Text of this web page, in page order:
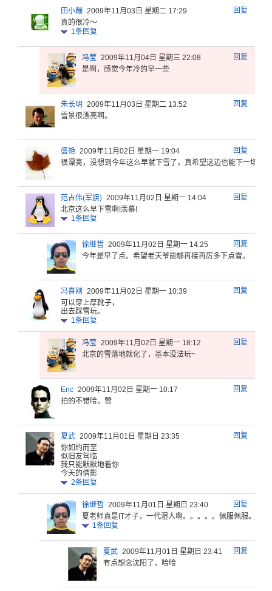
回复
田小蹦 2009年11月03日 星期二 17:29
真的很冷～
1条回复
回复
冯莹 2009年11月04日 星期三 22:08
是啊，感觉今年冷的早一些
回复
朱长明 2009年11月03日 星期二 13:52
雪景很漂亮啊。
回复
盛艳 2009年11月02日 星期一 19:04
很漂亮，没想到今年这么早就下雪 了，真希望这边也能下一场～
回复
范占伟(军旗) 2009年11月02日 星期一 14:04
北京这么早下雪啊!羡慕!
1条回复
回复
徐继哲 2009年11月02日 星期一 14:25
今年是早了 点。希望老天爷能够再接再厉多下点雪。
回复
冯喜刚
2009年11月02日 星期一 10:39
可以穿上厚靴子，
出去踩雪玩。
1条回复
回复
冯莹 2009年11月02日 星期一 18:12
北京的雪落地就化了，基本没法玩~
回复
Eric 2009年11月02日 星期一 10:17
拍的不错哈，赞
回复
夏武 2009年11月01日 星期日 23:35
你如约而至
似旧友驾临
我只能默默地看你
今天的倩影
2条回复
回复
徐继哲 2009年11月01日 星期日 23:40
夏老师真是 IT才子， 一代湿人啊。。。。。 佩服佩服。
1条回复
回复
夏武 2009年11月01日 星期日 23:41
有点想念沈阳了，哈哈